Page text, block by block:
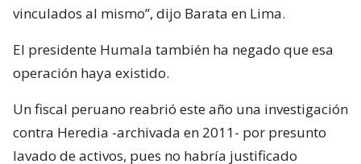
vinculados al mismo”, dijo Barata en Lima.
El presidente Humala también ha negado que esa
operación haya existido.
Un fiscal peruano reabrió este año una investigación
contra Heredia -archivada en 2011- por presunto
lavado de activos, pues no habría justificado